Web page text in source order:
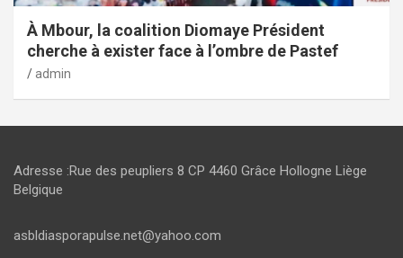
À Mbour, la coalition Diomaye Président
cherche à exister face à l’ombre de Pastef
admin
Adresse :Rue des peupliers 8 CP 4460 Grâce Hollogne Liège
Belgique
asbldiasporapulse.net@yahoo.com